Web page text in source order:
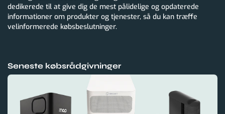
dedikerede til at give dig de mest pålidelige og opdaterede
informationer om produkter og tjenester, så du kan træffe
velinformerede købsbeslutninger.
Seneste købsrådgivninger